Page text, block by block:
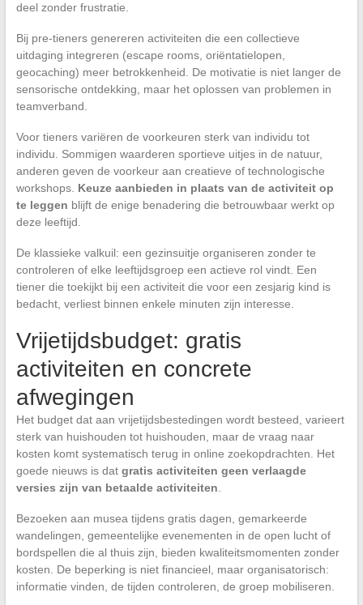
deel zonder frustratie.
Bij pre-tieners genereren activiteiten die een collectieve
uitdaging integreren (escape rooms, oriëntatielopen,
geocaching) meer betrokkenheid. De motivatie is niet langer de
sensorische ontdekking, maar het oplossen van problemen in
teamverband.
Voor tieners variëren de voorkeuren sterk van individu tot
individu. Sommigen waarderen sportieve uitjes in de natuur,
anderen geven de voorkeur aan creatieve of technologische
workshops. Keuze aanbieden in plaats van de activiteit op
te leggen blijft de enige benadering die betrouwbaar werkt op
deze leeftijd.
De klassieke valkuil: een gezinsuitje organiseren zonder te
controleren of elke leeftijdsgroep een actieve rol vindt. Een
tiener die toekijkt bij een activiteit die voor een zesjarig kind is
bedacht, verliest binnen enkele minuten zijn interesse.
Vrijetijdsbudget: gratis
activiteiten en concrete
afwegingen
Het budget dat aan vrijetijdsbestedingen wordt besteed, varieert
sterk van huishouden tot huishouden, maar de vraag naar
kosten komt systematisch terug in online zoekopdrachten. Het
goede nieuws is dat gratis activiteiten geen verlaagde
versies zijn van betaalde activiteiten.
Bezoeken aan musea tijdens gratis dagen, gemarkeerde
wandelingen, gemeentelijke evenementen in de open lucht of
bordspellen die al thuis zijn, bieden kwaliteitsmomenten zonder
kosten. De beperking is niet financieel, maar organisatorisch:
informatie vinden, de tijden controleren, de groep mobiliseren.